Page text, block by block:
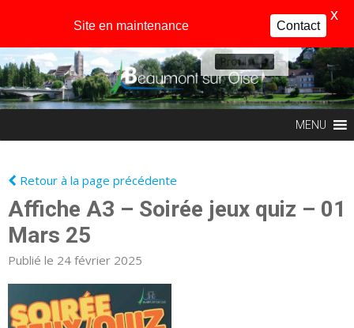
Profil
MENU
Retour à la page précédente
Affiche A3 – Soirée jeux quiz – 01
Mars 25
Publié le 24 février 2025
Site en maintenance Contact
X